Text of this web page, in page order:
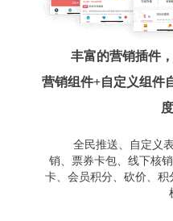
丰富的营销插件
营销组件+自定义组件
全民推送、自定义
销、票券卡包、线下核
卡、会员积分、砍价、